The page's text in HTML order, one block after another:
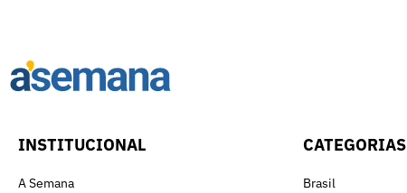
INSTITUCIONAL
A Semana
CATEGORIAS
Brasil